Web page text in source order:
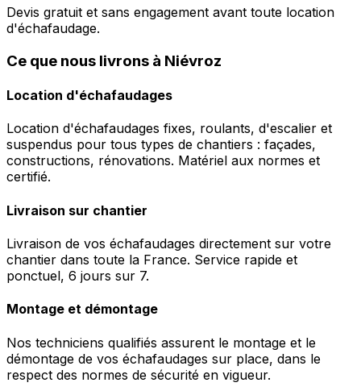
Devis gratuit et sans engagement avant toute location
d'échafaudage.
Ce que nous livrons à Niévroz
Location d'échafaudages
Location d'échafaudages fixes, roulants, d'escalier et
suspendus pour tous types de chantiers : façades,
constructions, rénovations. Matériel aux normes et
certifié.
Livraison sur chantier
Livraison de vos échafaudages directement sur votre
chantier dans toute la France. Service rapide et
ponctuel, 6 jours sur 7.
Montage et démontage
Nos techniciens qualifiés assurent le montage et le
démontage de vos échafaudages sur place, dans le
respect des normes de sécurité en vigueur.